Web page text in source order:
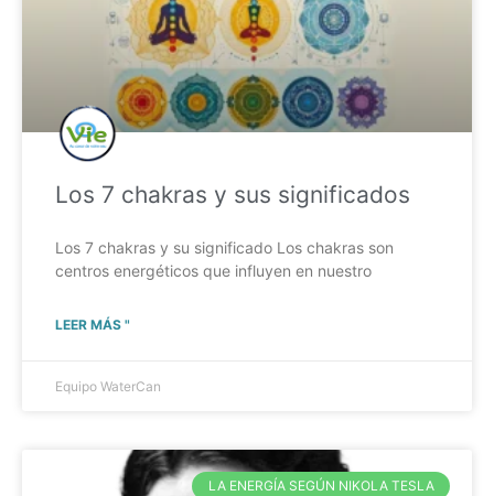
Los 7 chakras y sus significados
Los 7 chakras y su significado Los chakras son
centros energéticos que influyen en nuestro
LEER MÁS "
Equipo WaterCan
LA ENERGÍA SEGÚN NIKOLA TESLA